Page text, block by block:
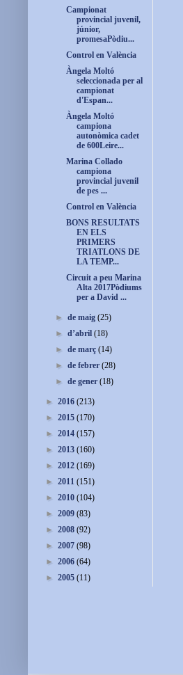
Campionat
provincial juvenil,
júnior,
promesaPòdiu...
Control en València
Àngela Moltó
seleccionada per al
campionat
d'Espan...
Àngela Moltó
campiona
autonòmica cadet
de 600Leire...
Marina Collado
campiona
provincial juvenil
de pes ...
Control en València
BONS RESULTATS
EN ELS
PRIMERS
TRIATLONS DE
LA TEMP...
Circuit a peu Marina
Alta 2017Pòdiums
per a David ...
►de maig(25)
►d’abril(18)
►de març(14)
►de febrer(28)
►de gener(18)
► 2016 (213)
► 2015 (170)
► 2014 (157)
► 2013 (160)
► 2012 (169)
► 2011 (151)
► 2010 (104)
► 2009 (83)
► 2008 (92)
► 2007 (98)
► 2006 (64)
► 2005 (11)